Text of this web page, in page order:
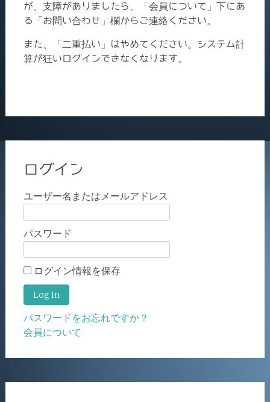
が、支障がありましたら、「会員について」下にあ
る「お問い合わせ」欄からご連絡ください。
また、「二重払い」はやめてください。システム計
算が狂いログインできなくなります。
ログイン
ユーザー名またはメールアドレス
パスワード
ログイン情報を保存
パスワードをお忘れですか？
会員について